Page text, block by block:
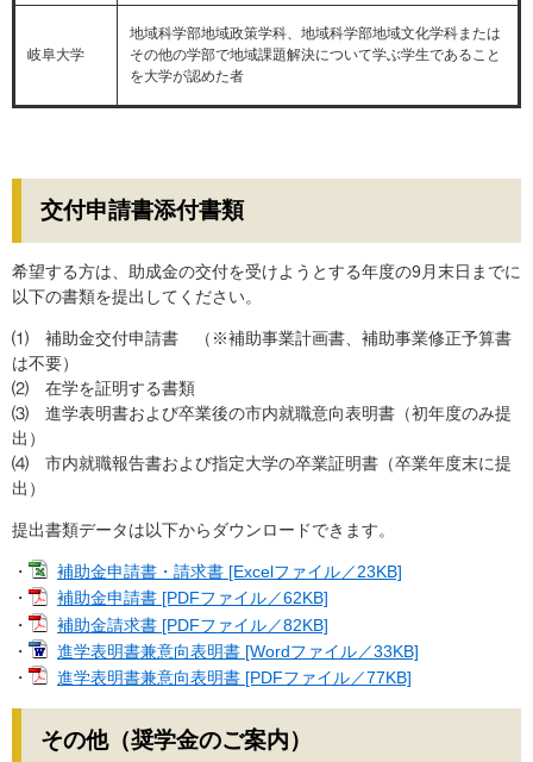
岐阜大学
地域科学部地域政策学科、地域科学部地域文化学科または
その他の学部で地域課題解決について学ぶ学生であること
を大学が認めた者
交付申請書添付書類
希望する方は、助成金の交付を受けようとする年度の9月末日までに
以下の書類を提出してください。
⑴ 補助金交付申請書 （※補助事業計画書、補助事業修正予算書
は不要）
⑵ 在学を証明する書類
⑶ 進学表明書および卒業後の市内就職意向表明書（初年度のみ提
出）
⑷ 市内就職報告書および指定大学の卒業証明書（卒業年度末に提
出）
提出書類データは以下からダウンロードできます。
・
補助金申請書・請求書 [Excelファイル／23KB]
・
補助金申請書 [PDFファイル／62KB]
・
補助金請求書 [PDFファイル／82KB]
・
進学表明書兼意向表明書 [Wordファイル／33KB]
・
進学表明書兼意向表明書 [PDFファイル／77KB]
その他（奨学金のご案内）